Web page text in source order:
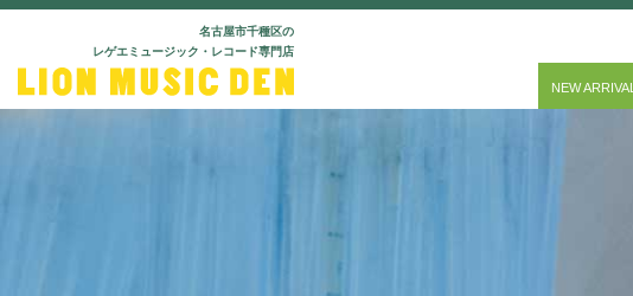
名古屋市千種区の
レゲエミュージック・レコード専門店
NEW ARRIVAL